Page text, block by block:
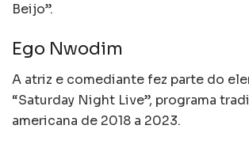
Beijo”.
Ego Nwodim
A atriz e comediante fez parte do
“Saturday Night Live”, programa
americana de 2018 a 2023.